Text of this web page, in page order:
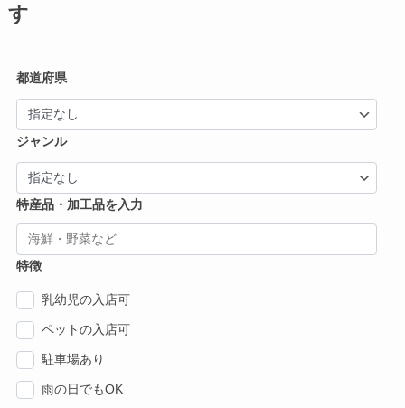
す
都道府県
ジャンル
特産品・加工品を入力
特徴
乳幼児の入店可
ペットの入店可
駐車場あり
雨の日でもOK